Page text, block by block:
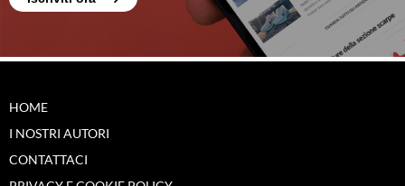
HOME
I NOSTRI AUTORI
CONTATTACI